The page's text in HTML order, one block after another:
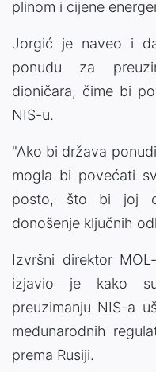
plinom i cijene
Jorgić je naveo i
ponudu za
dioničara, čime bi
NIS-u.
"Ako bi država
mogla bi povećati
posto, što bi joj
donošenje ključnih
Izvršni direktor
izjavio je kako
preuzimanju NIS-a
međunarodnih
prema Rusiji.